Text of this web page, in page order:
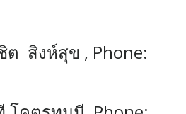
ห์สุข , Phone: